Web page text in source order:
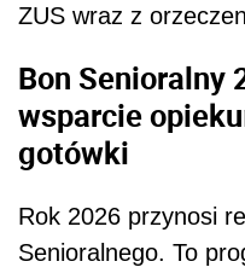
ZUS wraz z
Bon Senioralny
wsparcie
gotówki
Rok 2026 przynosi
Senioralnego. To